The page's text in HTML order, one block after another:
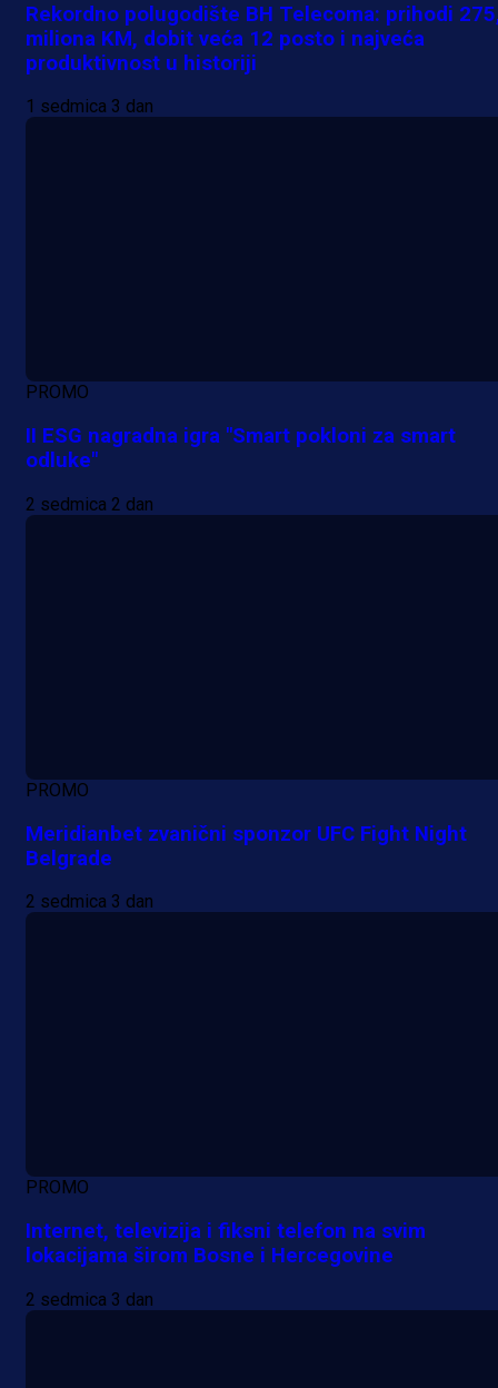
Rekordno polugodište BH Telecoma: prihodi
miliona KM, dobit veća 12 posto i najveća
produktivnost u historiji
1 sedmica 3 dan
PROMO
II ESG nagradna igra "Smart pokloni za smart
odluke"
2 sedmica 2 dan
PROMO
Meridianbet zvanični sponzor UFC Fight Night
Belgrade
2 sedmica 3 dan
PROMO
Internet, televizija i fiksni telefon na svim
lokacijama širom Bosne i Hercegovine
2 sedmica 3 dan